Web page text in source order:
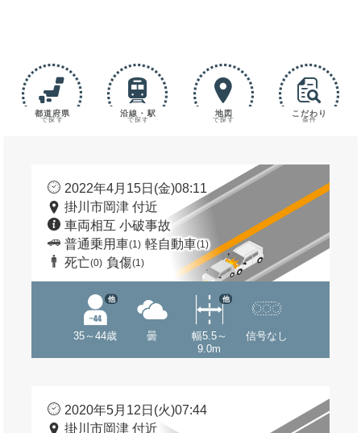
都道府県
で探す
沿線・駅
で探す
地図
で探す
こだわり
条件
2022年4月15日(金)08:11
掛川市岡津 付近
車両相互 小破事故
普通乗用車(1) 軽自動車(1)
死亡(0) 負傷(1)
35～44歳
他
曇
幅5.5～
9.0m
他
信号なし
2020年5月12日(火)07:44
掛川市岡津 付近